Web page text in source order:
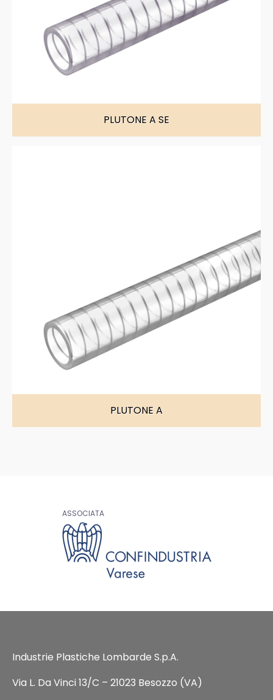
PLUTONE A SE
PLUTONE A
ASSOCIATA
Industrie Plastiche Lombarde S.p.A.
Via L. Da Vinci 13/C – 21023 Besozzo (VA)